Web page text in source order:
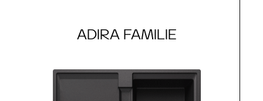
ADIRA FAMILIE